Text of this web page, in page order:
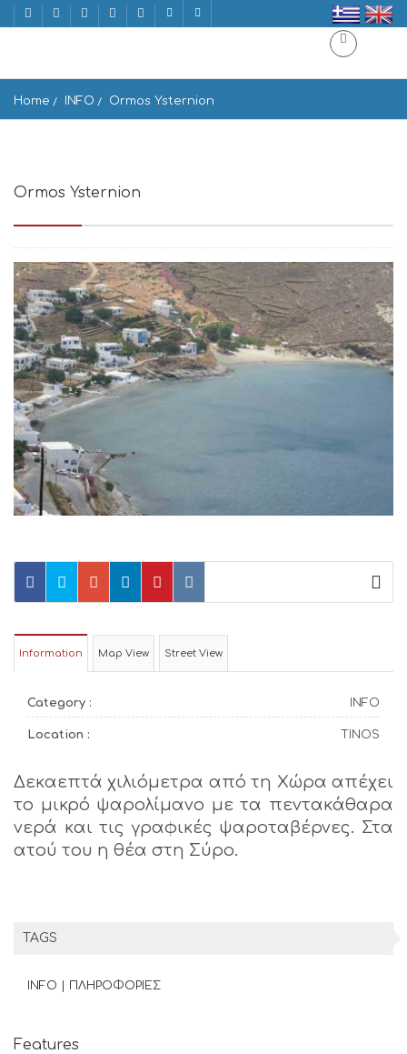
Home INFO Ormos Ysternion
Ormos Ysternion
Information Map View Street View
Category : INFO
Location : TINOS
Δεκαεπτά χιλιόμετρα από τη Χώρα απέχει
το μικρό ψαρολίμανο με τα πεντακάθαρα
νερά και τις γραφικές ψαροταβέρνες. Στα
ατού του η θέα στη Σύρο.
TAGS
INFO | ΠΛΗΡΟΦΟΡΙΕΣ
Features